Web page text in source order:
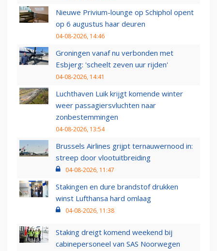
Nieuwe Privium-lounge op Schiphol opent
op 6 augustus haar deuren
04-08-2026, 14:46
Groningen vanaf nu verbonden met
Esbjerg: 'scheelt zeven uur rijden'
04-08-2026, 14:41
Luchthaven Luik krijgt komende winter
weer passagiersvluchten naar
zonbestemmingen
04-08-2026, 13:54
Brussels Airlines grijpt ternauwernood in:
streep door vlootuitbreiding
04-08-2026, 11:47
Stakingen en dure brandstof drukken
winst Lufthansa hard omlaag
04-08-2026, 11:38
Staking dreigt komend weekend bij
cabinepersoneel van SAS Noorwegen